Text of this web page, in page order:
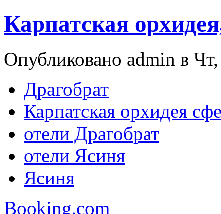
Карпатская
Опубликовано admin в
Драгобрат
Карпатская орхидея
отели Драгобрат
отели Ясиня
Ясиня
Booking.com